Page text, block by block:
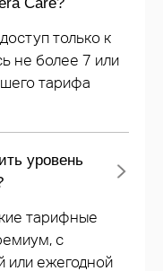
Care?
только к
не более 7 или
тарифа
уровень
тарифные
с
ежегодной